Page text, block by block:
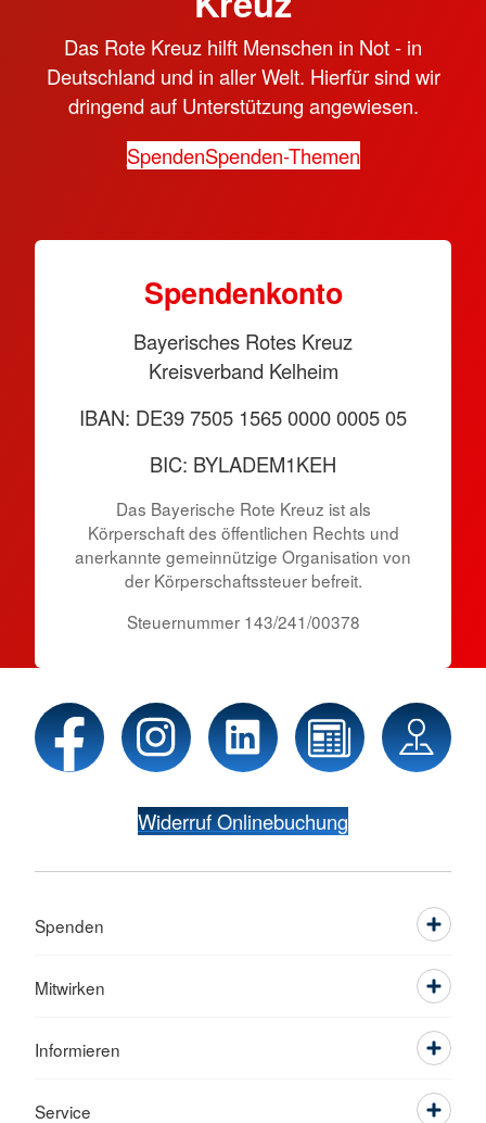
Das Rote Kreuz hilft Menschen in Not - in
Deutschland und in aller Welt. Hierfür sind wir
dringend auf Unterstützung angewiesen.
SpendenSpenden-Themen
Spen­den­konto
Bayerisches Rotes Kreuz
Kreisverband Kelheim
IBAN: DE39 7505 1565 0000 0005 05
BIC: BYLADEM1KEH
Das Bayerische Rote Kreuz ist als
Körperschaft des öffentlichen Rechts und
anerkannte gemeinnützige Organisation von
der Körper­schafts­steuer befreit.
Steuernummer 143/241/00378
Widerruf Onlinebuchung
Spenden
Mitwirken
Informieren
Service